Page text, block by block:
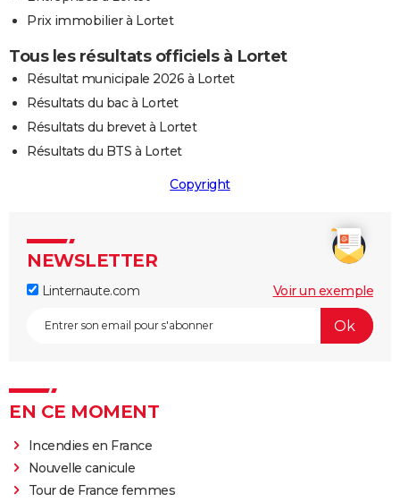
Prix immobilier à Lortet
Tous les résultats officiels à Lortet
Résultat municipale 2026 à Lortet
Résultats du bac à Lortet
Résultats du brevet à Lortet
Résultats du BTS à Lortet
Copyright
NEWSLETTER
Linternaute.com Voir un exemple
EN CE MOMENT
Incendies en France
Nouvelle canicule
Tour de France femmes